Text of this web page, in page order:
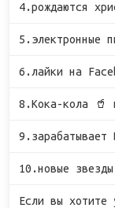
4.рождаются
5.электронные
6.лайки на
8.Кока-кола 🥤
9.зарабатывает
10.новые
Если вы хотите